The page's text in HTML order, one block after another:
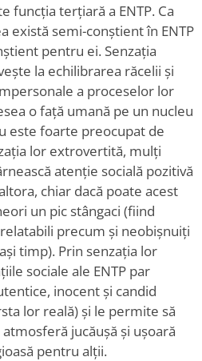
funcția terțiară a ENTP. Ca
există semi-conștient în ENTP
pentru ei. Senzația
la echilibrarea răcelii și
a proceselor lor
o față umană pe un nucleu
este foarte preocupat de
lor extrovertită, mulți
atenție socială pozitivă
chiar dacă poate acest
un pic stângaci (fiind
precum și neobișnuiți
timp). Prin senzația lor
sociale ale ENTP par
inocent și candid
lor reală) și le permite să
jucăușă și ușoară
pentru alții.